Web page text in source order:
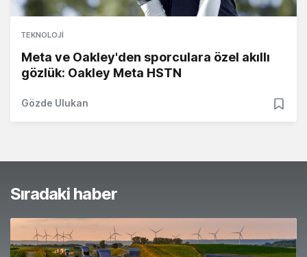
TEKNOLOJI
Meta ve Oakley'den sporculara özel akıllı
gözlük: Oakley Meta HSTN
Gözde Ulukan
Sıradaki haber